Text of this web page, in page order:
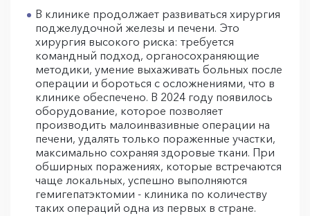
В клинике продолжает развиваться хирургия
поджелудочной железы и печени. Это
хирургия высокого риска: требуется
командный подход, органосохраняющие
методики, умение выхаживать больных после
операции и бороться с осложнениями, что в
клинике обеспечено. В 2024 году появилось
оборудование, которое позволяет
производить малоинвазивные операции на
печени, удалять только пораженные участки,
максимально сохраняя здоровые ткани. При
обширных поражениях, которые встречаются
чаще локальных, успешно выполняются
гемигепатэктомии - клиника по количеству
таких операций одна из первых в стране.